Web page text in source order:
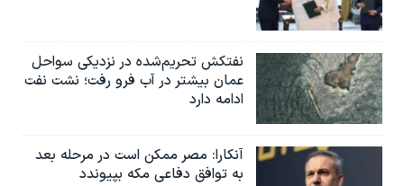
نفتکش تحریم‌شده در نزدیکی سواحل
عمان بیشتر در آب فرو رفت؛ نشت نفت
ادامه دارد
آنکارا: مصر ممکن است در مرحله بعد
به توافق دفاعی مکه بپیوندد